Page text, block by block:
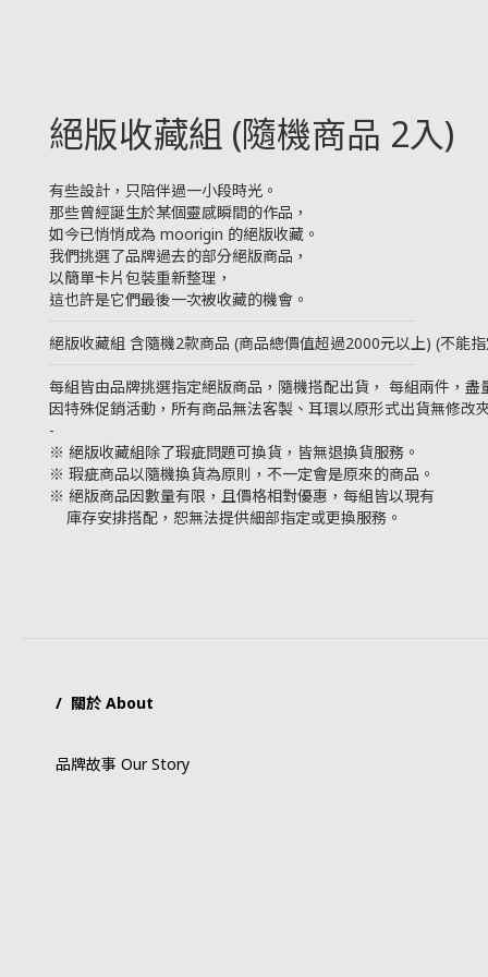
絕版收藏組 (隨機商品 2入)
有些設計，只陪伴過一小段時光。
那些曾經誕生於某個靈感瞬間的作品，
如今已悄悄成為 moorigin 的絕版收藏。
我們挑選了品牌過去的部分絕版商品，
以簡單卡片包裝重新整理，
這也許是它們最後一次被收藏的機會。
絕版收藏組 含隨機2款商品 (商品總價值超過2000元以上) (不能
每組皆由品牌挑選指定絕版商品，隨機搭配出貨， 每組兩件，盡
因特殊促銷活動，所有商品無法客製、耳環以原形式出貨無修改
-
※ 絕版收藏組除了瑕疵問題可換貨，皆無退換貨服務。
※ 瑕疵商品以隨機換貨為原則，不一定會是原來的商品。
※ 絕版商品因數量有限，且價格相對優惠，每組皆以現有
庫存安排搭配，恕無法提供細部指定或更換服務。
/ 關於 About
品牌故事 Our Story